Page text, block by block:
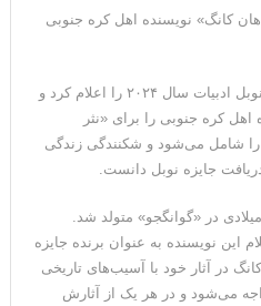
یک بار برای همیشه نسخه ما را
ایران است، امیدوارم سر عقل
ادبیات سال ۲۰۲۴ به «هان کانگ» نویسنده اهل کره جنوبی
آکادمی سوئدی نوبل برنده جایزه نوبل ادبیات سال ۲۰۲۴ را اعلام کرد و
کره جنوبی را برای «نثر
شامل می‌شود و شکنندگی زندگی
جایزه نوبل دانست.
«هان کانگ» در نوامبر سال ۱۹۷۰ میلادی در «گوانگجو»‌ متولد شد.
این نویسنده به عنوان برنده جایزه
در آثار خود با آسیب‌های تاریخی
می‌شود و در هر یک از آثارش